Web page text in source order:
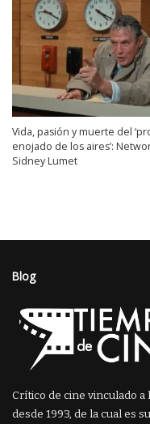
Vida, pasión y muerte del
enojado de los aires’:
Sidney Lumet
Blog
Crítico de cine vinculado
desde 1993, de la cual es